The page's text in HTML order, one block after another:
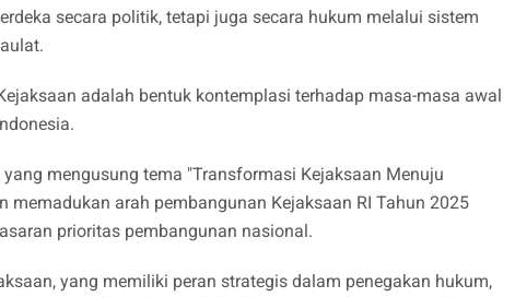
secara politik, tetapi juga secara hukum melalui sistem
adalah bentuk kontemplasi terhadap masa-masa awal
mengusung tema "Transformasi Kejaksaan Menuju
memadukan arah pembangunan Kejaksaan RI Tahun 2025
prioritas pembangunan nasional.
yang memiliki peran strategis dalam penegakan hukum,